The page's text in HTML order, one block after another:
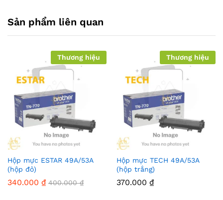
Sản phẩm liên quan
Thương hiệu
Hộp mực ESTAR 49A/53A
(hộp đỏ)
340.000 ₫ 400.000₫
Thương hiệu
Hộp mực TECH 49A/53A
(hộp trắng)
370.000 ₫